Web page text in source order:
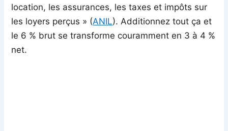
location, les assurances, les taxes et impôts sur
les loyers perçus » (ANIL). Additionnez tout ça et
le 6 % brut se transforme couramment en 3 à 4 %
net.